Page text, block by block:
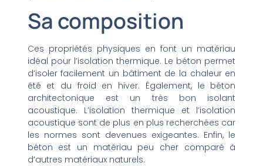
Sa composition
Ces propriétés physiques en font un matériau
idéal pour l’isolation thermique. Le béton permet
d’isoler facilement un bâtiment de la chaleur en
été et du froid en hiver. Également, le béton
architectonique est un très bon isolant
acoustique. L’isolation thermique et l’isolation
acoustique sont de plus en plus recherchées car
les normes sont devenues exigeantes. Enfin, le
béton est un matériau peu cher comparé à
d’autres matériaux naturels.